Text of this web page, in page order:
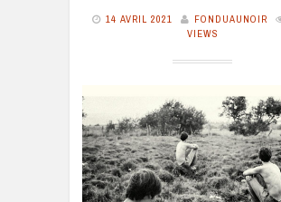
14 AVRIL 2021 FONDUAUNOIR
VIEWS